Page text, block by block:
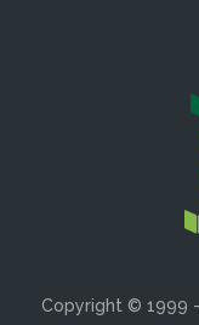
Copyright © 1999 -